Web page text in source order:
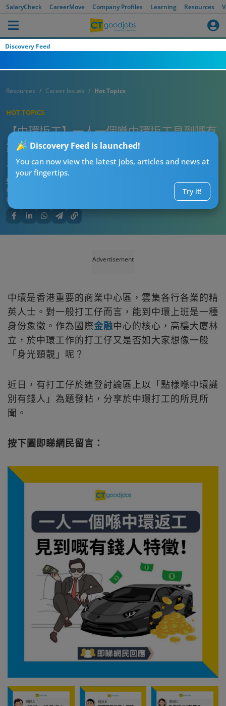
SalaryCheck CareerMove Company Profiles Learning Resources
Discovery Feed
Discovery Feed is launched!
You can now view the latest jobs, articles and news at
your fingertips.
Try it!
Resources Career Issues Hot Topics
HOT TOPICS
【中環返工】一人一個喺中環返工見到嘅有
錢人特徵！「冬天喺IFC落樓食Lunch唔使
着外套」、「6點喺度跑步」
CTgoodjobs’ Editor
Published:
Updated:
Advertisement
中環是香港重要的商業中心區，雲集各行各業的精
英人士。對一般打工仔而言，能到中環上班是一種
身份象徵。作為國際金融中心的核心，高樓大廈林
立，於中環工作的打工仔又是否如大家想像一般
「身光頸靚」呢？
近日，有打工仔於連登討論區上以「點樣喺中環識
別有錢人」為題發帖，分享於中環打工的所見所
聞。
按下圖即睇網民留言：